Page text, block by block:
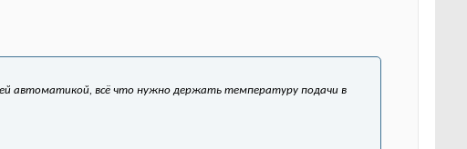
автоматикой, всё что нужно держать температуру подачи в